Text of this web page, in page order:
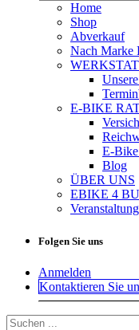
Home
Shop
Abverkauf
Nach Marke
E-BIKE
E-
Blog
ÜBER UNS
EBIKE 4
Folgen Sie uns
Anmelden
Kontaktieren Sie